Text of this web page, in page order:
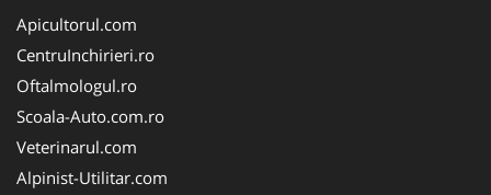
Apicultorul.com
CentruInchirieri.ro
Oftalmologul.ro
Scoala-Auto.com.ro
Veterinarul.com
Alpinist-Utilitar.com